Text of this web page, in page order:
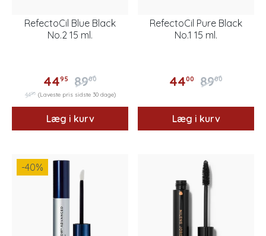
RefectoCil Blue Black
No.2 15 ml.
4495 8900
4495 (Laveste pris sidste 30 dage)
Læg i kurv
RefectoCil Pure Black
No.1 15 ml.
4400 8900
Læg i kurv
-40%